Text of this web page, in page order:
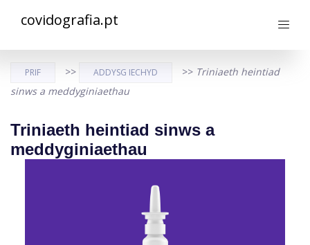
covidografia.pt
PRIF >> ADDYSG IECHYD >> Triniaeth heintiad
sinws a meddyginiaethau
Triniaeth heintiad sinws a
meddyginiaethau